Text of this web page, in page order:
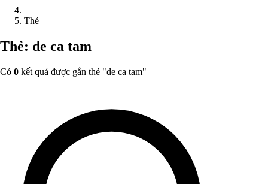
Thẻ
Thẻ: de ca tam
Có 0 kết quả được gắn thẻ "de ca tam"